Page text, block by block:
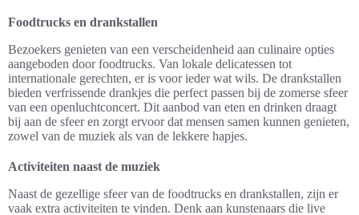
Foodtrucks en drankstallen
Bezoekers genieten van een verscheidenheid aan culinaire opties
aangeboden door foodtrucks. Van lokale delicatessen tot
internationale gerechten, er is voor ieder wat wils. De drankstallen
bieden verfrissende drankjes die perfect passen bij de zomerse sfeer
van een openluchtconcert. Dit aanbod van eten en drinken draagt
bij aan de sfeer en zorgt ervoor dat mensen samen kunnen genieten,
zowel van de muziek als van de lekkere hapjes.
Activiteiten naast de muziek
Naast de gezellige sfeer van de foodtrucks en drankstallen, zijn er
vaak extra activiteiten te vinden. Denk aan kunstenaars die live